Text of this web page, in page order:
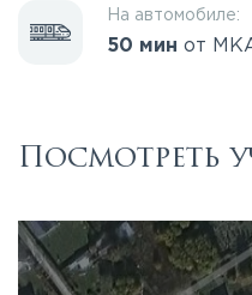
На автомобиле:
50 мин от
Посмотреть